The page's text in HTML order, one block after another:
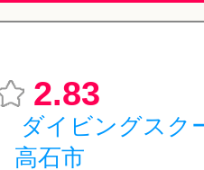
2.83
ダイビングス
石市